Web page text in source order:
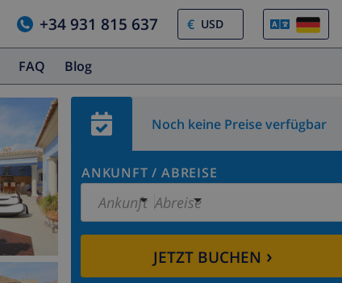
+34 931 815 637 €
FAQ Blog
Noch keine Preise verfügbar
ANKUNFT / ABREISE
Ankunft Abreise
JETZT BUCHEN ›